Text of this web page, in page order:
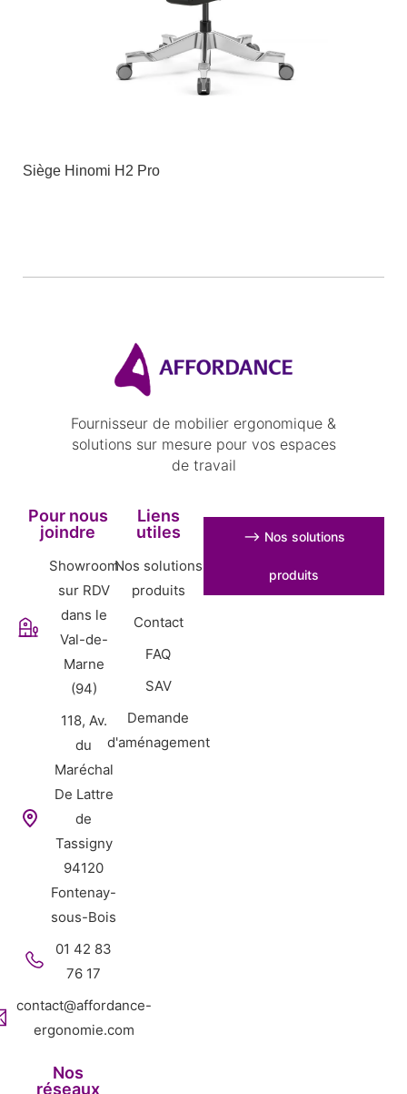
Siège Hinomi H2 Pro
Fournisseur de mobilier ergonomique &
solutions sur mesure pour vos espaces
de travail
Pour nous
joindre
Showroom
sur RDV
dans le
Val-de-
Marne
(94)
118, Av.
du
Maréchal
De Lattre
de
Tassigny
94120
Fontenay-
sous-Bois
01 42 83
76 17
contact@affordance-
ergonomie.com
Nos
réseaux
Liens
utiles
Nos solutions
produits
Contact
FAQ
SAV
Demande
d'aménagement
⟶ Nos solutions
produits